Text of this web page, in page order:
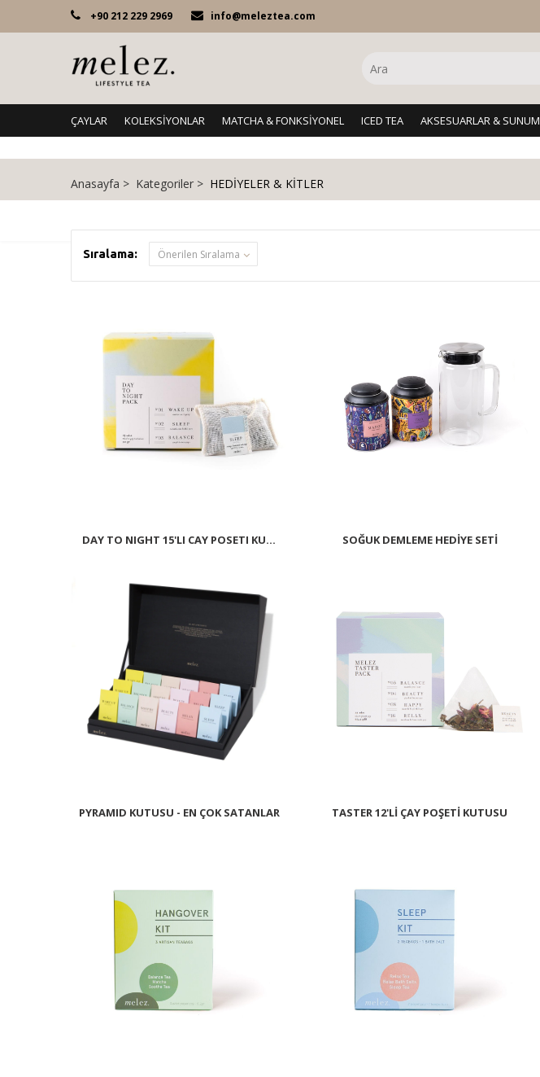
+90 212 229 2969 info@meleztea.com
ÇAYLAR KOLEKSİYONLAR MATCHA & FONKSİYONEL ICED TEA AKSESUARLAR & SUNUM
Anasayfa > Kategoriler > HEDİYELER & KİTLER
Sıralama:
DAY TO NIGHT 15'LI CAY POSETI KU... SOĞUK DEMLEME HEDİYE SETİ
PYRAMID KUTUSU - EN ÇOK SATANLAR TASTER 12'Lİ ÇAY POŞETİ KUTUSU